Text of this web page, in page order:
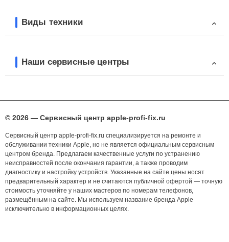
Виды техники
Наши сервисные центры
© 2026 — Сервисный центр apple-profi-fix.ru
Сервисный центр apple-profi-fix.ru специализируется на ремонте и
обслуживании техники Apple, но не является официальным сервисным
центром бренда. Предлагаем качественные услуги по устранению
неисправностей после окончания гарантии, а также проводим
диагностику и настройку устройств. Указанные на сайте цены носят
предварительный характер и не считаются публичной офертой — точную
стоимость уточняйте у наших мастеров по номерам телефонов,
размещённым на сайте. Мы используем название бренда Apple
исключительно в информационных целях.